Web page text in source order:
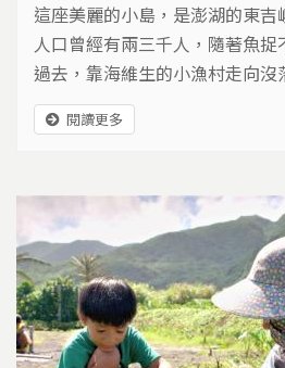
這座美麗的小島，是澎湖的東
人口曾經有兩三千人，隨著魚
過去，靠海維生的小漁村走向
子，空蕩蕩的漁港，留下過往繁
花園 一片白色珊瑚海 2003年開
百種，綿延幾十公尺長的桌形軸
各形各樣的造礁珊瑚，群聚成一
令人驚艷...
閱讀更多